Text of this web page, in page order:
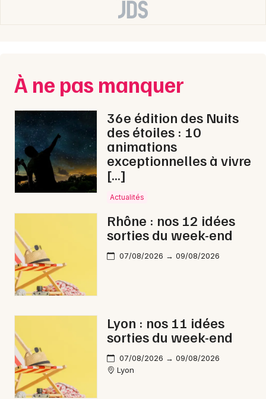
À ne pas manquer
36e édition des Nuits
des étoiles : 10
animations
exceptionnelles à vivre
[…]
Actualités
Rhône : nos 12 idées
sorties du week-end
07/08/2026 → 09/08/2026
Lyon : nos 11 idées
sorties du week-end
07/08/2026 → 09/08/2026
Lyon